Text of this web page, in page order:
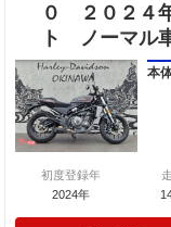
０ ２０２４
ト ノーマル
本
初度登録年
2024年